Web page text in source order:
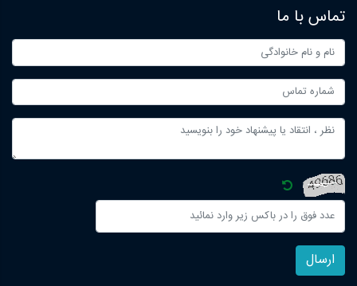
تماس با ما
ارسال